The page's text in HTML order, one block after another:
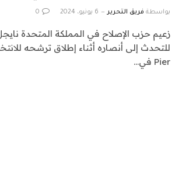
بواسطة فريق التحرير 6 يونيو، 2024 0
زعيم حزب الإصلاح في المملكة المتحدة
Pier في…